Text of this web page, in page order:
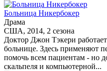
Больница Никербокер
Драма
США, 2014, 2 сезона
Доктор Джон Тэкери
больнице. Здесь применяют
помочь всем пациентам - но
скальпеля и компьютерной...